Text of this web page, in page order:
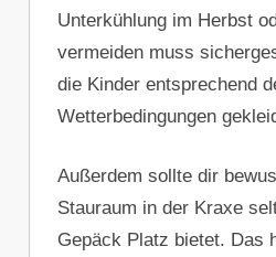
Unterkühlung im Herbst
vermeiden muss
die Kinder entsprechend
Wetterbedingungen
Außerdem sollte dir
Stauraum in der Kraxe
Gepäck Platz bietet. Das